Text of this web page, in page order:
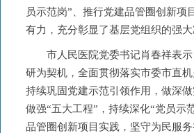
员示范岗”、推行党建品管圈创新项
有力，充分彰显了基层党组织的强大
市人民医院党委书记肖春祥表
研为契机，全面贯彻落实市委市直机
持续巩固党建示范引领作用，做深
做强“五大工程”，持续深化“党员示
品管圈创新项目实践，坚守为民服